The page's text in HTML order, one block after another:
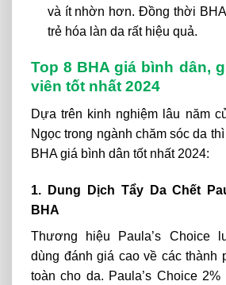
và ít nhờn hơn. Đồng thời
trẻ hóa làn da rất hiệu quả.
Top 8 BHA giá bình dân,
viên tốt nhất 2024
Dựa trên kinh nghiệm lâu năm
Ngọc trong ngành chăm sóc da
BHA giá bình dân tốt nhất 2024:
1. Dung Dịch Tẩy Da Chết
BHA
Thương hiệu Paula’s Choice
dùng đánh giá cao về các thành
toàn cho da. Paula’s Choice 2%